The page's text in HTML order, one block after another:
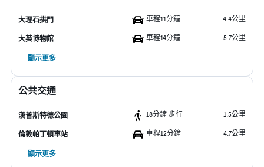
大理石拱門 車程11分鐘 4.4公里
大英博物館 車程14分鐘 5.7公里
顯示更多
公共交通
漢普斯特德公園 18分鐘 步行 1.5公里
倫敦帕丁頓車站 車程12分鐘 4.7公里
顯示更多